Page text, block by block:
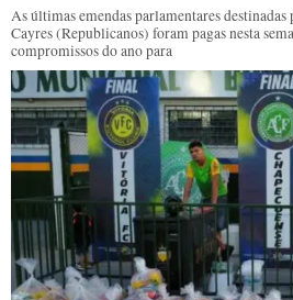
As últimas emendas parlamentares
Cayres (Republicanos) foram pagas nesta
compromissos do ano para